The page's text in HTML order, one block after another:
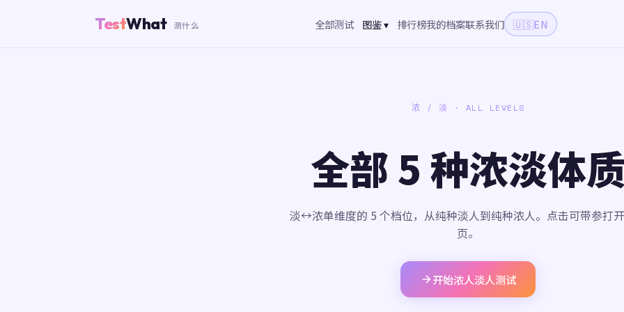
TestWhat 测什么 全部测试 图鉴 ▾ 排行榜我的档案联系我们 🇺🇸EN
浓 / 淡 · ALL LEVELS
全部 5 种浓淡体质
淡↔浓单维度的 5 个档位，从纯种淡人到纯种浓人。点击可带参打
页。
开始浓人淡人测试